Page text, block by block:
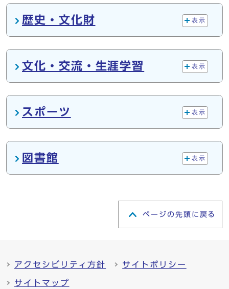
歴史・文化財 表示
文化・交流・生涯学習 表示
スポーツ 表示
図書館 表示
ページの先頭に戻る
アクセシビリティ方針 サイトポリシー
サイトマップ